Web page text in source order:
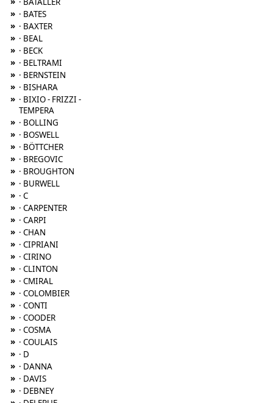
» · BATES
» · BAXTER
» · BEAL
» · BECK
» · BELTRAMI
» · BERNSTEIN
» · BISHARA
» · BIXIO - FRIZZI -
TEMPERA
» · BOLLING
» · BOSWELL
» · BÖTTCHER
» · BREGOVIC
» · BROUGHTON
» · BURWELL
» · C
» · CARPENTER
» · CARPI
» · CHAN
» · CIPRIANI
» · CIRINO
» · CLINTON
» · CMIRAL
» · COLOMBIER
» · CONTI
» · COODER
» · COSMA
» · COULAIS
» · D
» · DANNA
» · DAVIS
» · DEBNEY